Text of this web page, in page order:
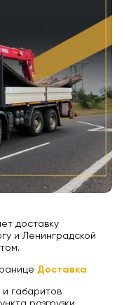
доставку
и Ленинградской
Доставка
и габаритов